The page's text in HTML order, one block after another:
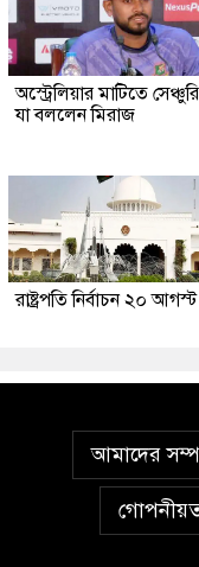
অস্ট্রেলিয়ার মাটিতে
যা বললেন মিরাজ
রাষ্ট্রপতি নির্বাচন ২০ আগস্ট
আমাদের